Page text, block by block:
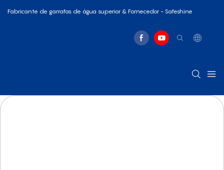
Fabricante de garrafas de água superior & Fornecedor - Safeshine